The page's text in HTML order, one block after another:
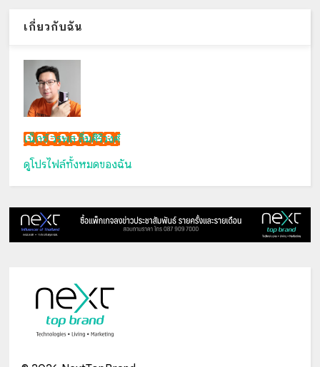
เกี่ยวกับฉัน
เน็กซ์ วรพล ลิ่มศิริวงศ์
ดูโปรไฟล์ทั้งหมดของฉัน